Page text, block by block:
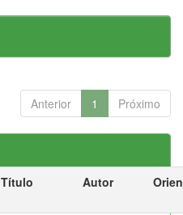
Anterior 1 Próximo
Título Autor